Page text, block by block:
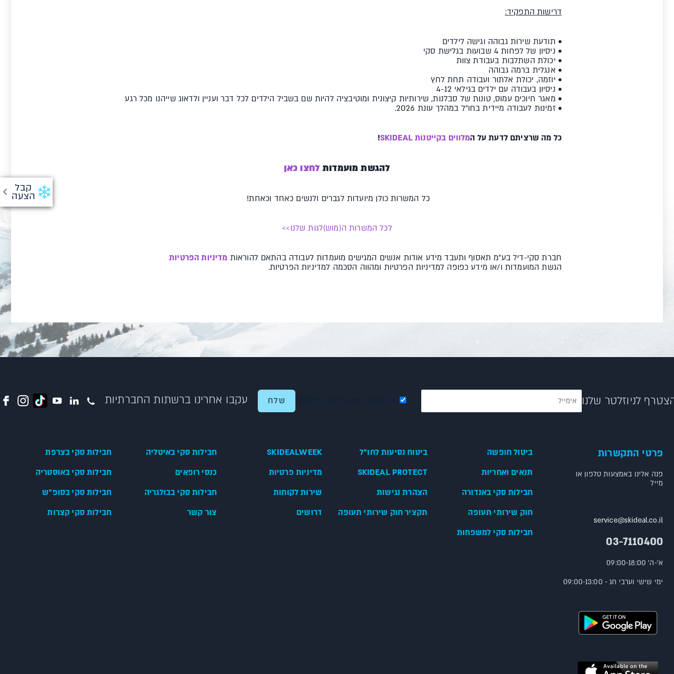
קבל
הצעה
דרישות התפקיד:
• תודעת שירות גבוהה וגישה לילדים
• ניסיון של לפחות 4 שבועות בגלישת סקי
• יכולת השתלבות בעבודת צוות
• אנגלית ברמה גבוהה
• יוזמה, יכולת אלתור ועבודה תחת לחץ
• ניסיון בעבודה עם ילדים בגילאי 4-12
• מאגר חיוכים עמוס, טונות של סבלנות, שירותיות קיצונית ומוטיבציה להיות שם בשביל הילדים לכל דבר ועניין ולדאוג שייהנו מכל רגע
• זמינות לעבודה מיידית בחו"ל במהלך עונת 2026.
כל מה שרציתם לדעת על המלווים בקייטנות SKIDEAL !
להגשת מועמדות לחצו כאן
כל המשרות כולן מיועדות לגברים ולנשים כאחד וכאחת!
לכל המשרות ה(מוש)לגות שלנו>>
חברת סקי-דיל בע"מ תאסוף ותעבד מידע אודות אנשים המגישים מועמדות לעבודה בהתאם להוראות מדיניות הפרטיות
הגשת המועמדות ו/או מידע כפופה למדיניות הפרטיות ומהווה הסכמה למדיניות הפרטיות.
לניוזלטר שלנו עקבו אחרינו ברשתות החברתיות
פרטי התקשרות
פנה אלינו באמצעות טלפון או
מייל
service@skideal.co.il
03-7110400
א'-ה' 09:00-18:00
ימי שישי וערבי חג - 09:00-13:00
ביטול חופשה ביטוח נסיעות לחו"ל SKIDEALWEEK חבילות סקי באיטליה
חבילות סקי בצרפת
תנאים ואחריות
SKIDEAL PROTECT מדיניות פרטיות כנסי רופאים
חבילות סקי באוסטריה
חבילות סקי באנדורה
הצהרת נגישות שירות לקוחות חבילות סקי בבולגריה
חבילות סקי בסופ"ש
חוק שירותי תעופה
תקציר חוק שירותי תעופה דרושים צור קשר
חבילות סקי קצרות
חבילות סקי למשפחות